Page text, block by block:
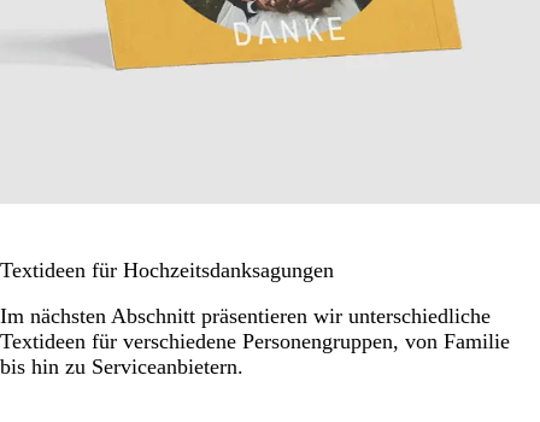
Textideen für Hochzeitsdanksagungen
Im nächsten Abschnitt präsentieren wir unterschiedliche
Textideen für verschiedene Personengruppen, von Familie
bis hin zu Serviceanbietern.